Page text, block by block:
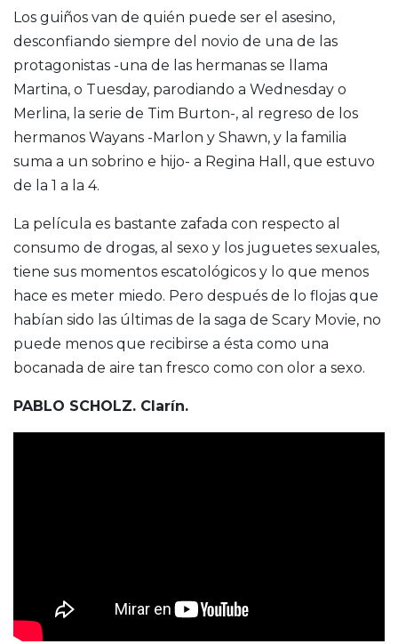
Los guiños van de quién puede ser el asesino,
desconfiando siempre del novio de una de las
protagonistas -una de las hermanas se llama
Martina, o Tuesday, parodiando a Wednesday o
Merlina, la serie de Tim Burton-, al regreso de los
hermanos Wayans -Marlon y Shawn, y la familia
suma a un sobrino e hijo- a Regina Hall, que estuvo
de la 1 a la 4.
La película es bastante zafada con respecto al
consumo de drogas, al sexo y los juguetes sexuales,
tiene sus momentos escatológicos y lo que menos
hace es meter miedo. Pero después de lo flojas que
habían sido las últimas de la saga de Scary Movie, no
puede menos que recibirse a ésta como una
bocanada de aire tan fresco como con olor a sexo.
PABLO SCHOLZ. Clarín.